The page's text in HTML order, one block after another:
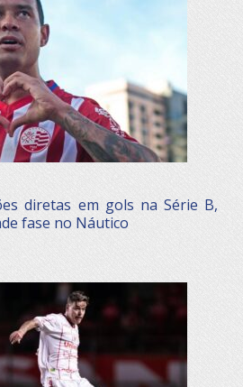
diretas em gols na Série B,
fase no Náutico